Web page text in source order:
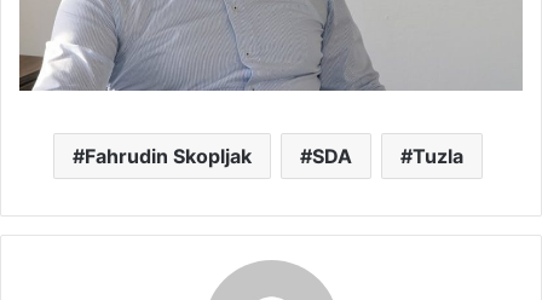
Fahrudin Skopljak SDA Tuzla